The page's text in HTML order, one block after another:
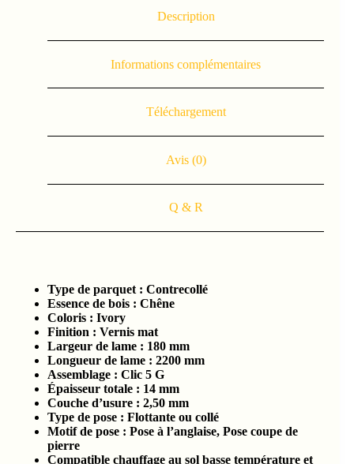
Description
Informations complémentaires
Téléchargement
Avis (0)
Q & R
Type de parquet : Contrecollé
Essence de bois : Chêne
Coloris : Ivory
Finition : Vernis mat
Largeur de lame : 180 mm
Longueur de lame : 2200 mm
Assemblage : Clic 5 G
Épaisseur totale : 14 mm
Couche d’usure : 2,50 mm
Type de pose : Flottante ou collé
Motif de pose : Pose à l’anglaise, Pose coupe de
pierre
Compatible chauffage au sol basse température et